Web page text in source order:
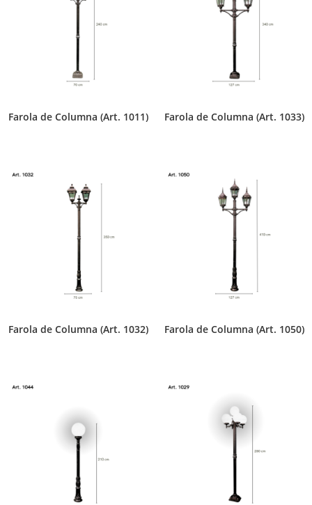
Farola de Columna (Art. 1011) Farola de Columna (Art. 1033)
Farola de Columna (Art. 1032) Farola de Columna (Art. 1050)